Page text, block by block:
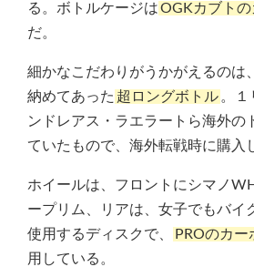
る。ボトルケージはOGKカブト
だ。
細かなこだわりがうかがえるのは
納めてあった 超ロングボトル 。１
ンドレアス・ラエラートら海外の
ていたもので、海外転戦時に購入
ホイールは、フロントにシマノ
ープリム、リアは、女子でもバイ
使用するディスクで、
PROのカー
用している。